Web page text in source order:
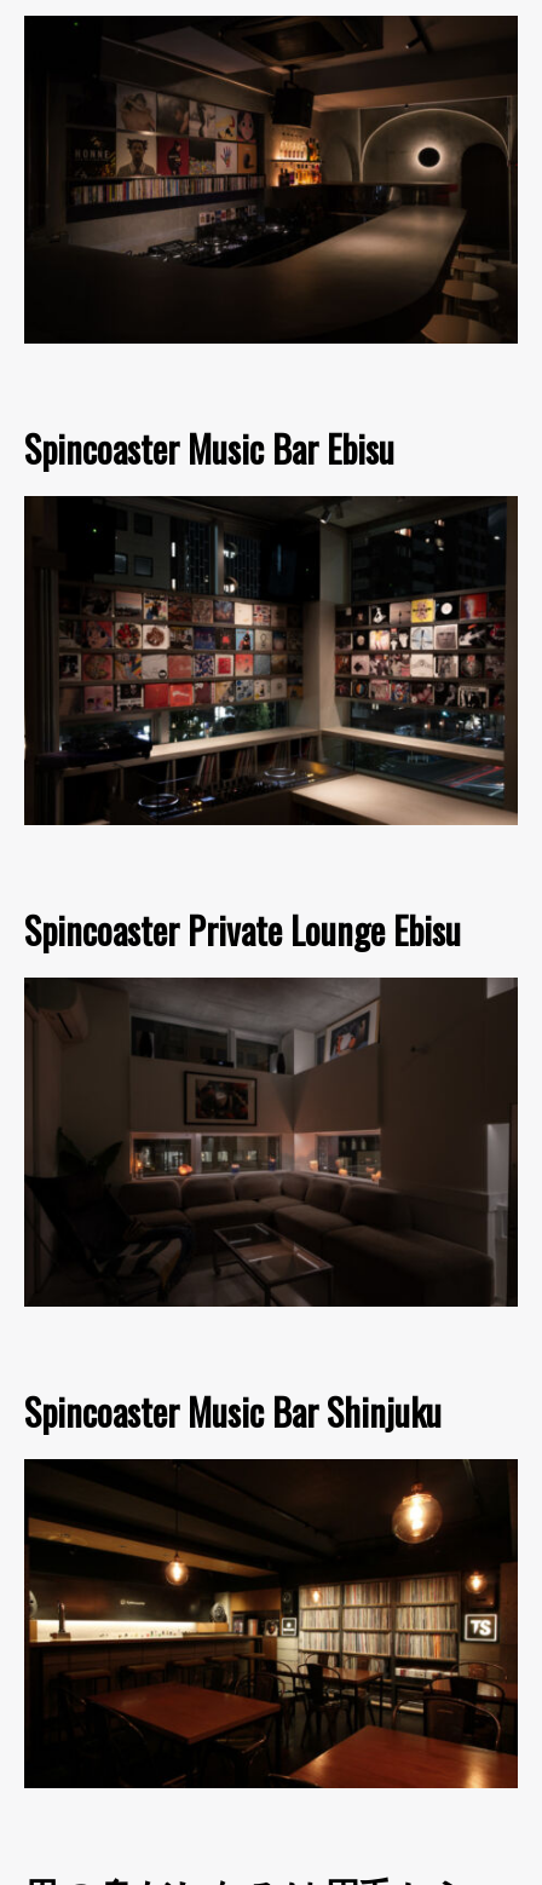
Spincoaster Music Bar Ebisu
Spincoaster Private Lounge Ebisu
Spincoaster Music Bar Shinjuku